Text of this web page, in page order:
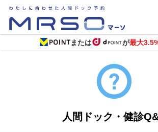
または が最大
人間ドック・健診